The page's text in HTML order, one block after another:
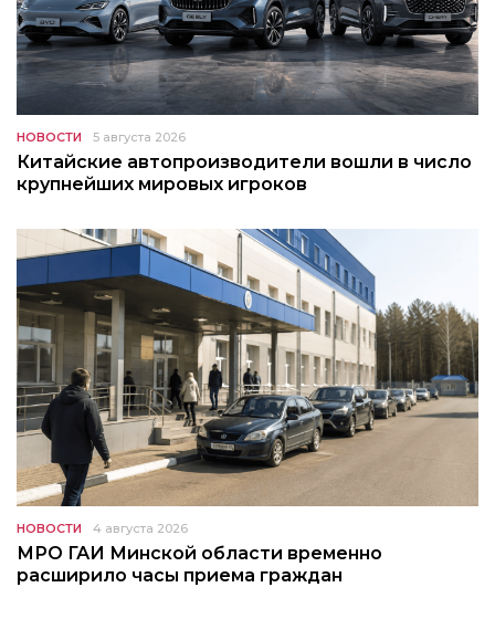
НОВОСТИ 5 августа 2026
Китайские автопроизводители вошли в число
крупнейших мировых игроков
НОВОСТИ 4 августа 2026
МРО ГАИ Минской области временно
расширило часы приема граждан